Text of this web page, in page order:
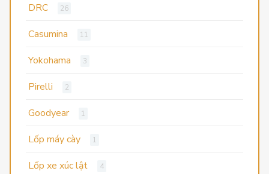
DRC 26
Casumina 11
Yokohama 3
Pirelli 2
Goodyear 1
Lốp máy cày 1
Lốp xe xúc lật 4